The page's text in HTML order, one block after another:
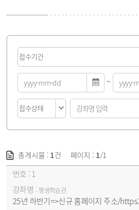
게시물 검색
~
총게시물 : 1건 페이지 : 1/1
1
평생학습관
25년 하반기=>신규 홈페이지 주소/